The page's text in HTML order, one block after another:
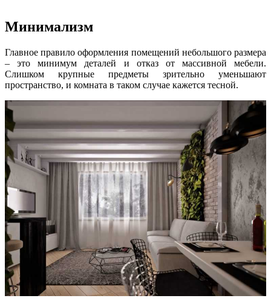
Минимализм
Главное правило оформления помещений небольшого размера
– это минимум деталей и отказ от массивной мебели.
Слишком крупные предметы зрительно уменьшают
пространство, и комната в таком случае кажется тесной.